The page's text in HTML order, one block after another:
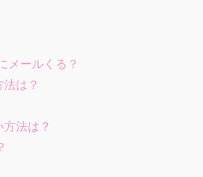
メールくる？
は？
法は？